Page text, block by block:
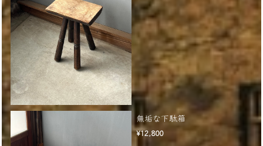
無垢な下駄箱
¥12,800